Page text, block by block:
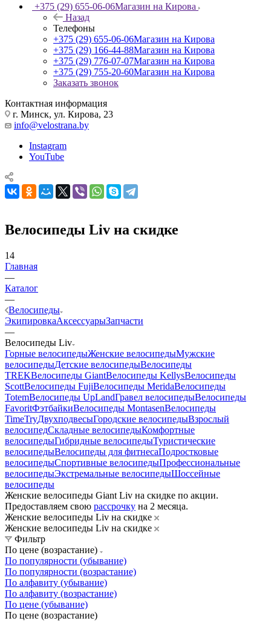
+375 (29) 655-06-06Магазин на Кирова
Назад
Телефоны
+375 (29) 655-06-06Магазин на Кирова
+375 (29) 166-44-88Магазин на Кирова
+375 (29) 776-07-07Магазин на Кирова
+375 (29) 755-20-60Магазин на Кирова
Заказать звонок
Контактная информация
г. Минск, ул. Кирова, 23
info@velostrana.by
Instagram
YouTube
Велосипеды Liv на скидке
14
Главная
—
Каталог
—
Велосипеды
ЭкипировкаАксессуарыЗапчасти
—
Велосипеды Liv
Горные велосипедыЖенские велосипедыМужские
велосипедыДетские велосипедыВелосипеды
TREKВелосипеды GiantВелосипеды KellysВелосипеды
ScottВелосипеды FujiВелосипеды MeridaВелосипеды
TotemВелосипеды UpLandГравел велосипедыВелосипеды
FavoritФэтбайкиВелосипеды MontasenВелосипеды
TimeTryДвухподвесыГородские велосипедыВзрослый
велосипедСкладные велосипедыКомфортные
велосипедыГибридные велосипедыТуристические
велосипедыВелосипеды для фитнесаПодростковые
велосипедыСпортивные велосипедыПрофессиональные
велосипедыЭкстремальные велосипедыШоссейные
велосипеды
Женские велосипеды Giant Liv на скидке по акции.
Предоставляем свою рассрочку на 2 месяца.
Женские велосипеды Liv на скидке
Женские велосипеды Liv на скидке
Фильтр
По цене (возрастание)
По популярности (убывание)
По популярности (возрастание)
По алфавиту (убывание)
По алфавиту (возрастание)
По цене (убывание)
По цене (возрастание)